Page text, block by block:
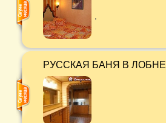
,
РУССКАЯ БАНЯ В ЛОБНЕ